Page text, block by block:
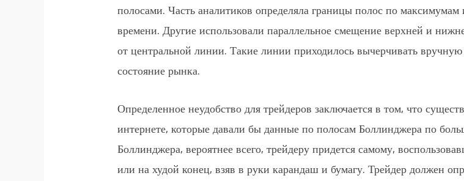
полосами. Часть аналитиков определяла границы полос по
времени. Другие использовали параллельное смещение верхней и
от центральной линии. Такие линии приходилось вычерчивать
состояние рынка.
Определенное неудобство для трейдеров заключается в том, что
интернете, которые давали бы данные по полосам Боллинджера по
Боллинджера, вероятнее всего, трейдеру придется самому,
или на худой конец, взяв в руки карандаш и бумагу. Трейдер должен